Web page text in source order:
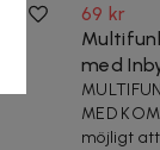
69 kr
med
MED
möjligt